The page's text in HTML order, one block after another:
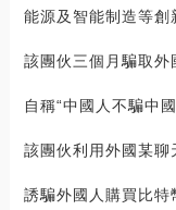
能源及智能制造等
該團伙三個月騙取外
自稱“中國人不騙中國
該團伙利用外國某聊
誘騙外國人購買比特